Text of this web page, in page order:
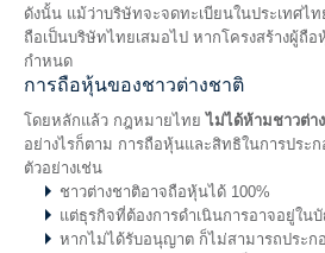
ดังนั้น แม้ว่าบริษัทจะจดทะเบียนในประเทศไ
ถือเป็นบริษัทไทยเสมอไป หากโครงสร้างผู้ถื
กำหนด
การถือหุ้นของชาวต่างชาติ
โดยหลักแล้ว กฎหมายไทยไม่ได้ห้ามชาวต่า
อย่างไรก็ตาม การถือหุ้นและสิทธิในการประ
ตัวอย่างเช่น
ชาวต่างชาติอาจถือหุ้นได้ 100%
แต่ธุรกิจที่ต้องการดำเนินการอาจอยู่ใ
หากไม่ได้รับอนุญาต ก็ไม่สามารถประก